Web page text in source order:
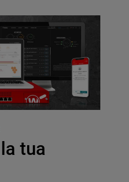
tua